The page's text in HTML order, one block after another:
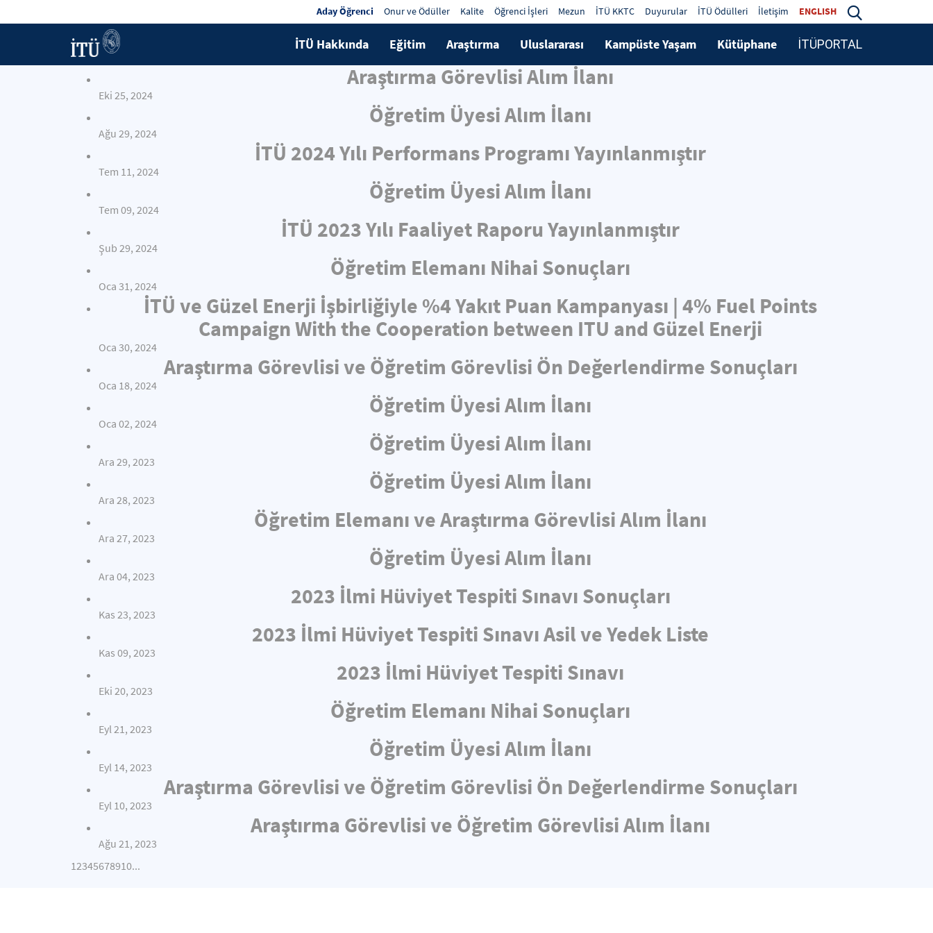
Aday Öğrenci Onur ve Ödüller Kalite Öğrenci İşleri Mezun İTÜ KKTC Duyurular İTÜ Ödülleri İletişim ENGLISH
İTÜ Hakkında Eğitim Araştırma Uluslararası Kampüste Yaşam Kütüphane İTÜPORTAL
Araştırma Görevlisi Alım İlanı
Eki 25, 2024
Öğretim Üyesi Alım İlanı
Ağu 29, 2024
İTÜ 2024 Yılı Performans Programı Yayınlanmıştır
Tem 11, 2024
Öğretim Üyesi Alım İlanı
Tem 09, 2024
İTÜ 2023 Yılı Faaliyet Raporu Yayınlanmıştır
Şub 29, 2024
Öğretim Elemanı Nihai Sonuçları
Oca 31, 2024
İTÜ ve Güzel Enerji İşbirliğiyle %4 Yakıt Puan Kampanyası | 4% Fuel Points
Campaign With the Cooperation between ITU and Güzel Enerji
Oca 30, 2024
Araştırma Görevlisi ve Öğretim Görevlisi Ön Değerlendirme Sonuçları
Oca 18, 2024
Öğretim Üyesi Alım İlanı
Oca 02, 2024
Öğretim Üyesi Alım İlanı
Ara 29, 2023
Öğretim Üyesi Alım İlanı
Ara 28, 2023
Öğretim Elemanı ve Araştırma Görevlisi Alım İlanı
Ara 27, 2023
Öğretim Üyesi Alım İlanı
Ara 04, 2023
2023 İlmi Hüviyet Tespiti Sınavı Sonuçları
Kas 23, 2023
2023 İlmi Hüviyet Tespiti Sınavı Asil ve Yedek Liste
Kas 09, 2023
2023 İlmi Hüviyet Tespiti Sınavı
Eki 20, 2023
Öğretim Elemanı Nihai Sonuçları
Eyl 21, 2023
Öğretim Üyesi Alım İlanı
Eyl 14, 2023
Araştırma Görevlisi ve Öğretim Görevlisi Ön Değerlendirme Sonuçları
Eyl 10, 2023
Araştırma Görevlisi ve Öğretim Görevlisi Alım İlanı
Ağu 21, 2023
12345678910...